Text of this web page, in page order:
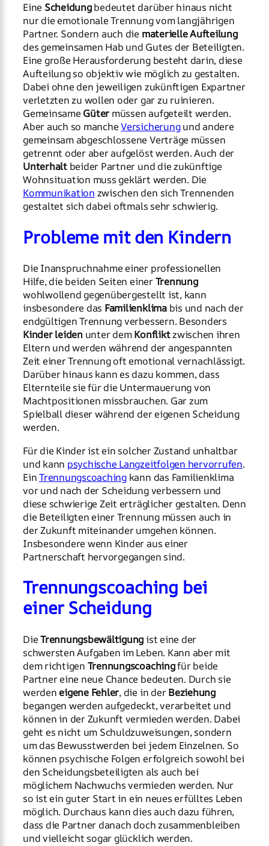
Eine Scheidungbedeutet darüber hinaus nicht
nur die emotionale Trennung vom langjährigen
Partner. Sondern auch die materielle Aufteilung
des gemeinsamen Hab und Gutes der Beteiligten.
Eine große Herausforderung besteht darin, diese
Aufteilung so objektiv wie möglich zu gestalten.
Dabei ohne den jeweiligen zukünftigen Expartner
verletzten zu wollen oder gar zu ruinieren.
Gemeinsame Güter müssen aufgeteilt werden.
Aber auch so mancheVersicherungund andere
gemeinsam abgeschlossene Verträge müssen
getrennt oder aber aufgelöst werden. Auch der
Unterhaltbeider Partner und die zukünftige
Wohnsituation muss geklärt werden. Die
Kommunikation zwischen den sich Trennenden
gestaltet sich dabei oftmals sehr schwierig.
Probleme mit den Kindern
Die Inanspruchnahme einer professionellen
Hilfe, die beiden Seiten einerTrennung
wohlwollend gegenübergestellt ist, kann
insbesondere das Familienklimabis und nach der
endgültigen Trennung verbessern. Besonders
Kinder leidenunter demKonfliktzwischen ihren
Eltern und werden während der angespannten
Zeit einer Trennung oft emotional vernachlässigt.
Darüber hinaus kann es dazu kommen, dass
Elternteile sie für die Untermauerung von
Machtpositionen missbrauchen. Gar zum
Spielball dieser während der eigenen Scheidung
werden.
Für die Kinder ist ein solcher Zustand unhaltbar
und kann psychische Langzeitfolgen hervorrufen.
EinTrennungscoachingkann das Familienklima
vor und nach der Scheidung verbessern und
diese schwierige Zeit erträglicher gestalten. Denn
die Beteiligten einer Trennung müssen auch in
der Zukunft miteinander umgehen können.
Insbesondere wenn Kinder aus einer
Partnerschaft hervorgegangen sind.
Trennungscoaching bei
einer Scheidung
DieTrennungsbewältigungist eine der
schwersten Aufgaben im Leben. Kann aber mit
dem richtigen Trennungscoachingfür beide
Partner eine neue Chance bedeuten. Durch sie
werdeneigene Fehler, die in derBeziehung
begangen werden aufgedeckt, verarbeitet und
können in der Zukunft vermieden werden. Dabei
geht es nicht um Schuldzuweisungen, sondern
um das Bewusstwerden bei jedem Einzelnen. So
können psychische Folgen erfolgreich sowohl bei
den Scheidungsbeteiligten als auch bei
möglichem Nachwuchs vermieden werden. Nur
so ist ein guter Start in ein neues erfülltes Leben
möglich. Durchaus kann dies auch dazu führen,
dass die Partner danach doch zusammenbleiben
und vielleicht sogar glücklich werden.